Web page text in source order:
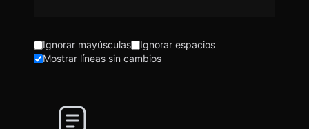
Ignorar mayúsculas
Ignorar espacios
Mostrar líneas sin cambios